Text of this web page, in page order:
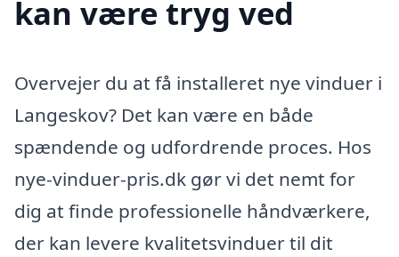
kan være tryg ved
Overvejer du at få installeret nye vinduer i
Langeskov? Det kan være en både
spændende og udfordrende proces. Hos
nye-vinduer-pris.dk gør vi det nemt for
dig at finde professionelle håndværkere,
der kan levere kvalitetsvinduer til dit